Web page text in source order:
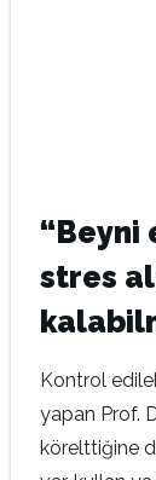
“Beyni
stres
Kontrol
yapan Prof.
körelttiğine